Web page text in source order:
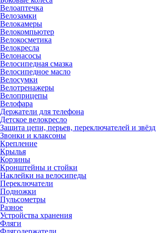
Велоаптечка
Велозамки
Велокамеры
Велокомпьютер
Велокосметика
Велокресла
Велонасосы
Велосипедная смазка
Велосипедное масло
Велосумки
Велотренажеры
Велоприцепы
Велофара
Держатели для телефона
Детское велокресло
Защита цепи, перьев, переключателей и звёзд
Звонки и клаксоны
Крепление
Крылья
Корзины
Кронштейны и стойки
Наклейки на велосипеды
Переключатели
Подножки
Пульсометры
Разное
Устройства хранения
Фляги
Флягодержатели